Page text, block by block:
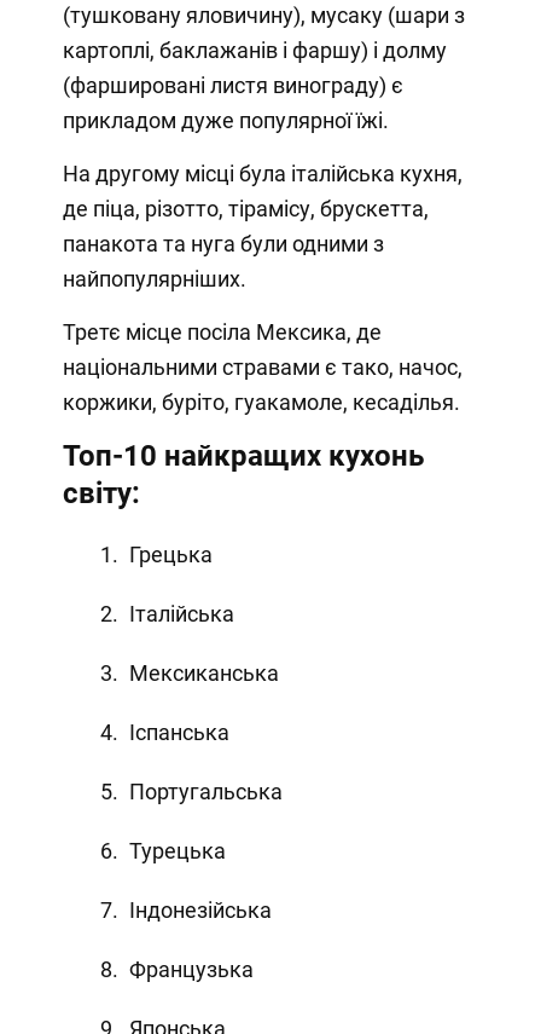
(тушковану яловичину), мусаку (шари з
картоплі, баклажанів і фаршу) і долму
(фаршировані листя винограду) є
прикладом дуже популярної їжі.
На другому місці була італійська кухня,
де піца, різотто, тірамісу, брускетта,
панакота та нуга були одними з
найпопулярніших.
Третє місце посіла Мексика, де
національними стравами є тако, начос,
коржики, буріто, гуакамоле, кесаділья.
Топ-10 найкращих кухонь
світу:
Грецька
Італійська
Мексиканська
Іспанська
Португальська
Турецька
Індонезійська
Французька
Японська